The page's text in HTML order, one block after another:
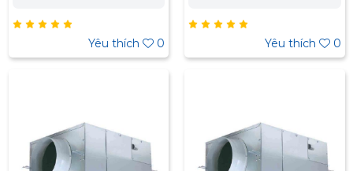
nhất cho dự án. Miền
Bắc : 0989 310 979 -
0973 106 269 Miền Nam:
Yêu thích 0
nhất cho dự án. Miền
Bắc : 0989 310 979 -
0973 106 269 Miền Nam:
Yêu thích 0